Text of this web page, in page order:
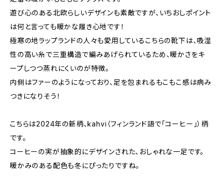
遊び心のある北欧らしいデザインも素敵ですが、いちおしポイント
は何と言っても暖かな履き心地です！
極寒の地ラップランドの人々も愛用しているこちらの靴下は、吸湿
性の高い糸で三重構造で編みあげられているため、暖かさをキ
ープしつつ蒸れにくいのが特徴。
内側はファーのようになっており、足を包まれるもこもこ感は病み
つきになりそう！
こちらは2024年の新柄、kahvi（フィンランド語で「コーヒー」）柄
です。
コーヒーの実が抽象的にデザインされた、おしゃれな一足です。
暖かみのある配色も冬にぴったりですね。